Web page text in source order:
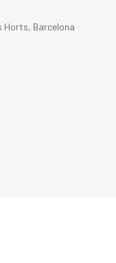
Horts, Barcelona